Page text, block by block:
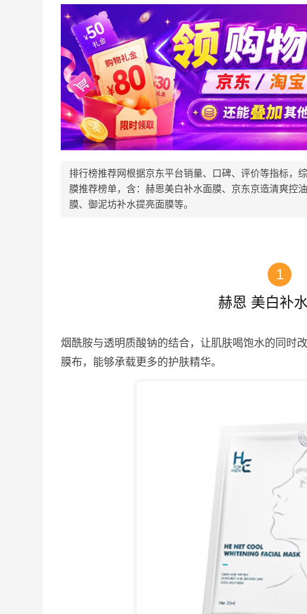
排行榜推荐网根据京东平台销量、口碑、评价等指标，
膜推荐榜单，含：赫恩美白补水面膜、京东京造清爽控
膜、御泥坊补水提亮面膜等。
1
赫恩 美白补
烟酰胺与透明质酸钠的结合，让肌肤喝饱水的同时
膜布，能够承载更多的护肤精华。